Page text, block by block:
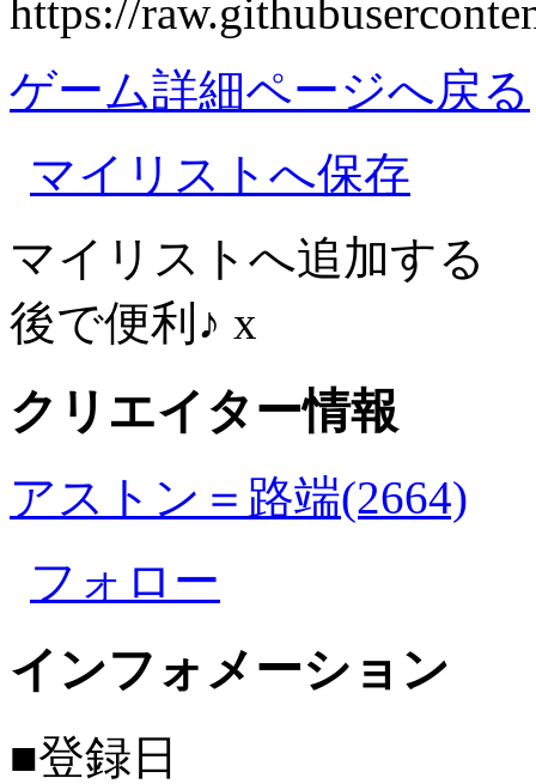
https://
ゲーム詳細ページへ戻る
マイリストへ保存
マイリストへ追加する
後で便利♪ x
クリエイター情報
アストン＝路端(2664)
フォロー
インフォメーション
■登録日